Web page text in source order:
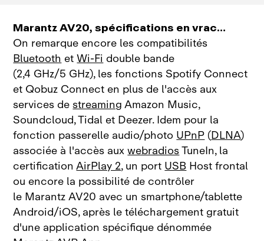
Marantz AV20, spécifications en vrac…
On remarque encore les compatibilités
BluetoothetWi‑Fidouble bande
(2,4 GHz/5 GHz), les fonctions Spotify Connect
et Qobuz Connect en plus de l'accès aux
services destreamingAmazon Music,
Soundcloud, Tidal et Deezer. Idem pour la
fonction passerelle audio/photoUPnP(DLNA)
associée à l'accès auxwebradiosTuneIn, la
certificationAirPlay 2, un portUSBHost frontal
ou encore la possibilité de contrôler
le Marantz AV20 avec un smartphone/tablette
Android/iOS, après le téléchargement gratuit
d'une application spécifique dénommée